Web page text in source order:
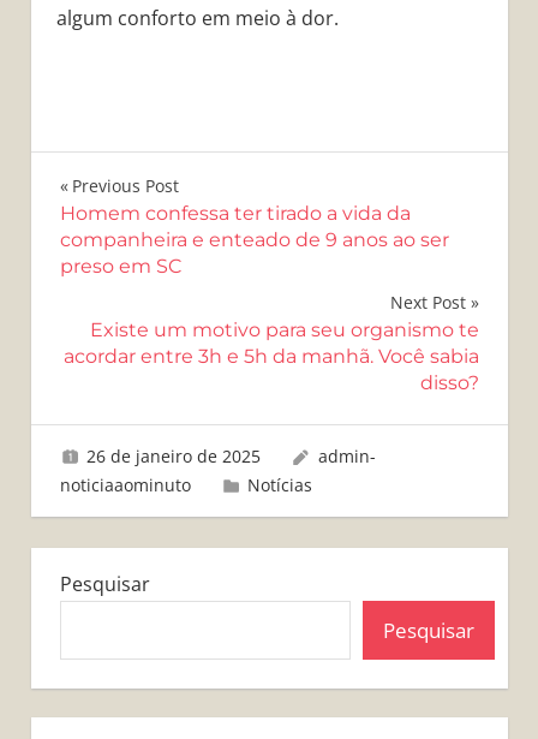
algum conforto em meio à dor.
Navegação
de
Post
Previous Post
Homem confessa ter tirado a vida da
companheira e enteado de 9 anos ao ser
preso em SC
Next Post
Existe um motivo para seu organismo te
acordar entre 3h e 5h da manhã. Você sabia
disso?
26 de janeiro de 2025
admin-
noticiaaominuto
Notícias
Pesquisar
Pesquisar